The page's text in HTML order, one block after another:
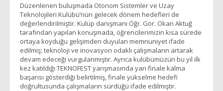
Düzenlenen buluşmada Otonom Sistemler ve Uzay
Teknolojileri Kulübü’nün gelecek dönem hedefleri de
değerlendirilmiştir. Kulüp danışmanı Öğr. Gör. Okan Aktuğ
tarafından yapılan konuşmada, öğrencilerimizin kısa sürede
ortaya koyduğu gelişimden duyulan memnuniyet ifade
edilmiş; teknoloji ve inovasyon odaklı çalışmaların artarak
devam edeceği vurgulanmıştır. Ayrıca kulübümüzün bu yıl ilk
kez katıldığı TEKNOFEST yarışmasında yarı finale kalma
başarısı gösterdiği belirtilmiş, finale yükselme hedefi
doğrultusunda çalışmaların sürdüğü ifade edilmiştir.